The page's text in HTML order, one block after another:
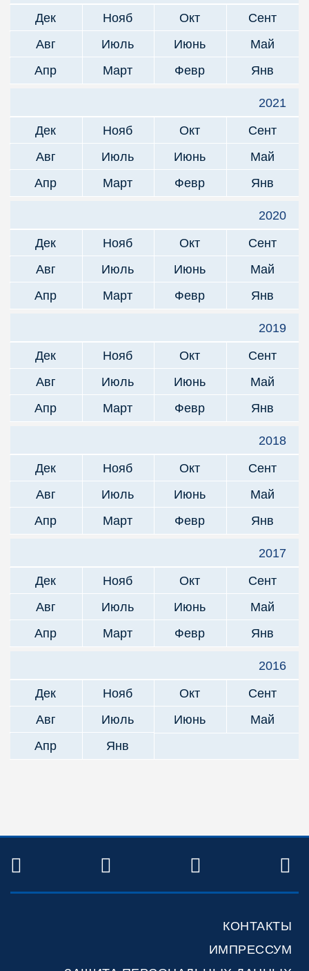
Дек
Нояб Окт
Сент
Авг
Июль Июнь
Май
Апр
Март Февр Янв
2021
Дек
Нояб Окт
Сент
Авг
Июль Июнь
Май
Апр
Март Февр Янв
2020
Дек
Нояб Окт
Сент
Авг
Июль Июнь
Май
Апр
Март Февр Янв
2019
Дек
Нояб Окт
Сент
Авг
Июль Июнь
Май
Апр
Март Февр Янв
2018
Дек
Нояб Окт
Сент
Авг
Июль Июнь
Май
Апр
Март Февр Янв
2017
Дек
Нояб Окт
Сент
Авг
Июль Июнь
Май
Апр
Март Февр Янв
2016
Дек
Нояб Окт
Сент
Авг
Июль Июнь
Май
Апр
Янв
TWITTER FACEBOOKYOUTUBE
КОНТАКТЫ
ИМПРЕССУМ